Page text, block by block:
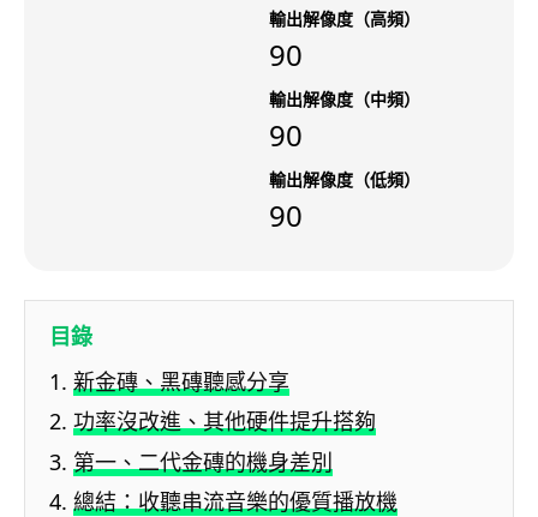
輸出解像度（高頻）
90
輸出解像度（中頻）
90
輸出解像度（低頻）
90
目錄
新金磚、黑磚聽感分享
功率沒改進、其他硬件提升搭夠
第一、二代金磚的機身差別
總結：收聽串流音樂的優質播放機